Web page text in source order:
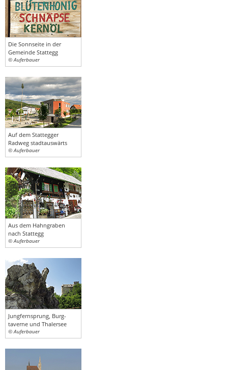
Die Sonnseite in der
Gemeinde Stattegg
© Auferbauer
Auf dem Stattegger
Radweg stadtauswärts
© Auferbauer
Aus dem Hahngraben
nach Stattegg
© Auferbauer
Jungfernsprung, Burg-
taverne und Thalersee
© Auferbauer